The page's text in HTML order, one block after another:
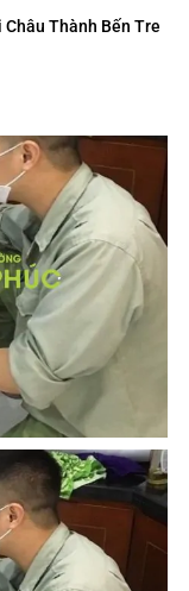
Thành Bến Tre